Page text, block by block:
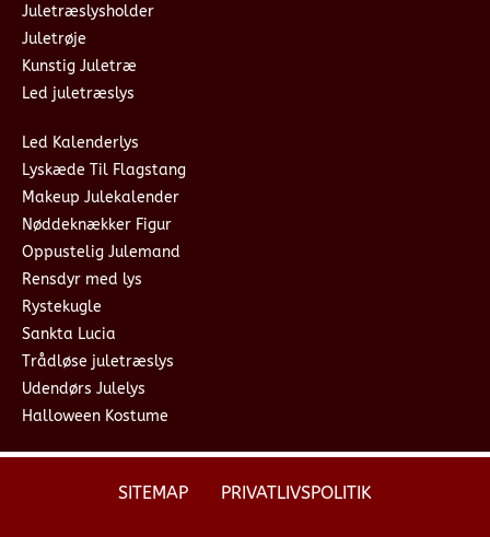
Juletræslysholder
Juletrøje
Kunstig Juletræ
Led juletræslys
Led Kalenderlys
Lyskæde Til Flagstang
Makeup Julekalender
Nøddeknækker Figur
Oppustelig Julemand
Rensdyr med lys
Rystekugle
Sankta Lucia
Trådløse juletræslys
Udendørs Julelys
Halloween Kostume
SITEMAP PRIVATLIVSPOLITIK